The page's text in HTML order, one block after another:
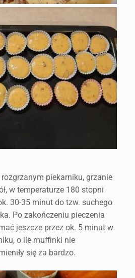
rozgrzanym piekarniku, grzanie
w temperaturze 180 stopni
30-35 minut do tzw. suchego
Po zakończeniu pieczenia
jeszcze przez ok. 5 minut w
o ile muffinki nie
się za bardzo.